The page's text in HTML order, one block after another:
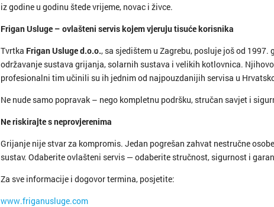
iz godine u godinu štede vrijeme, novac i živce.
Frigan Usluge – ovlašteni servis kojem vjeruju tisuće korisnika
Tvrtka Frigan Usluge d.o.o., sa sjedištem u Zagrebu, posluje još od
održavanje sustava grijanja, solarnih sustava i velikih kotlovnica.
profesionalni tim učinili su ih jednim od najpouzdanijih servisa u
Ne nude samo popravak – nego kompletnu podršku, stručan savjet i
Ne riskirajte s neprovjerenima
Grijanje nije stvar za kompromis. Jedan pogrešan zahvat nestručne
sustav. Odaberite ovlašteni servis — odaberite stručnost, sigurnost i
Za sve informacije i dogovor termina, posjetite:
www.friganusluge.com